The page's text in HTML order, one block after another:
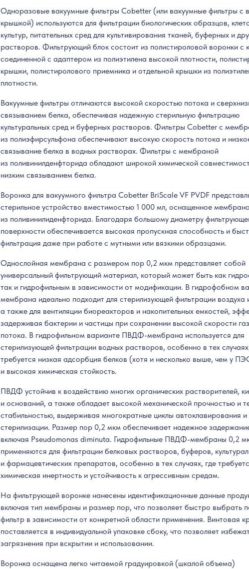
Одноразовые вакуумные фильтры Cobetter (или вакуумные фильтры с
крышкой) используются для фильтрации биологических образцов,
культур, питательных сред для культивирования тканей, буферных и
растворов. Фильтрующий блок состоит из полистироловой воронки с
соединенной с адаптером из полиэтилена высокой плотности,
крышки, полистиролового приемника и отдельной крышки из
плотности.
Вакуумные фильтры отличаются высокой скоростью потока и
связыванием белка, обеспечивая надежную стерильную фильтрацию
культуральных сред и буферных растворов. Фильтры Cobetter с
из полиэфирсульфона обеспечивают высокую скорость потока и
связывание белка в водных растворах. Фильтры с мембраной
из поливинилденфторида обладают широкой химической
низким связыванием белка.
Воронка для вакуумного фильтра Cobetter BriScale VF PVDF
стерильное устройство вместимостью 1 000 мл, оснащенное
из поливинилиденфторида. Благодаря большому диаметру
поверхности обеспечивается высокая пропускная способность и
фильтрация даже при работе с мутными или вязкими образцами.
Однослойная мембрана с размером пор 0,2 мкм представляет собой
универсальный фильтрующий материал, который может быть как
так и гидрофильным в зависимости от модификации. В гидрофобном
мембрана идеально подходит для стерилизующей фильтрации воздуха
а также для вентиляции биореакторов и накопительных емкостей,
задерживая бактерии и частицы при сохранении высокой скорости
потока. В гидрофильном варианте ПВДФ-мембрана используется для
стерилизующей фильтрации водных растворов, особенно в тех
требуется низкая адсорбция белков (хотя и несколько выше, чем у
и высокая химическая стойкость.
ПВДФ устойчив к воздействию многих органических растворителей,
и оснований, а также обладает высокой механической прочностью и
стабильностью, выдерживая многократные циклы автоклавирования
стерилизации. Размер пор 0,2 мкм обеспечивает надежное
включая Pseudomonas diminuta. Гидрофильные ПВДФ-мембраны 0,2
применяются для фильтрации белковых растворов, буферов,
и фармацевтических препаратов, особенно в тех случаях, где
химическая инертность и устойчивость к агрессивным средам.
На фильтрующей воронке нанесены идентификационные данные
включая тип мембраны и размер пор, что позволяет быстро выбрать
фильтр в зависимости от конкретной области применения. Винтовая
поставляется в индивидуальной упаковке сбоку, что позволяет
загрязнения при вскрытии и использовании.
Воронка оснащена легко читаемой градуировкой (шкалой объема)